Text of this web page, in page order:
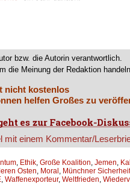
bzw. die Autorin verantwortlich.
die Meinung der Redaktion
nicht kostenlos
helfen Großes zu
, Ethik, Große Koalition, Jemen,
Osten, Moral , Münchner
, Waffenexporteur, Weltfrieden,